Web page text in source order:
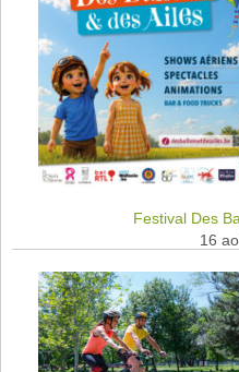
Festival Des
16